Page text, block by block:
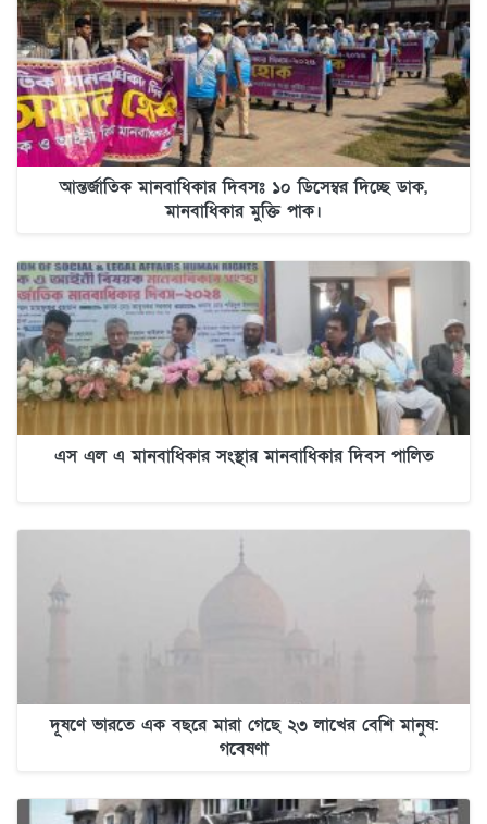
আন্তর্জাতিক মানবাধিকার দিবসঃ ১০ ডিসেম্বর দিচ্ছে ডাক,
মানবাধিকার মুক্তি পাক।
এস এল এ মানবাধিকার সংস্থার মানবাধিকার দিবস পালিত
দূষণে ভারতে এক বছরে মারা গেছে ২৩ লাখের বেশি মানুষ:
গবেষণা